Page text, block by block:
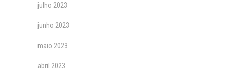
julho 2023
junho 2023
maio 2023
abril 2023